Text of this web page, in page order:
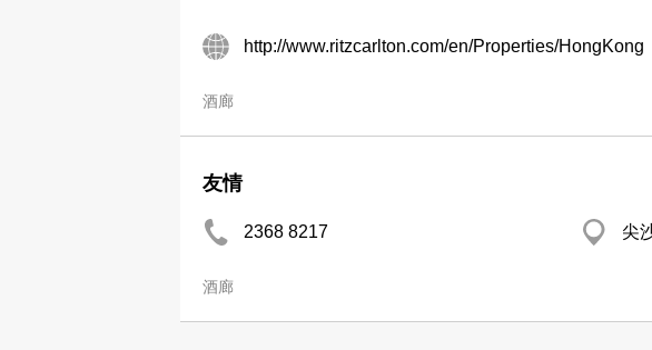
http://www.ritzcarlton.com/en/Properties/HongKong
酒廊
友情
2368 8217 尖
酒廊